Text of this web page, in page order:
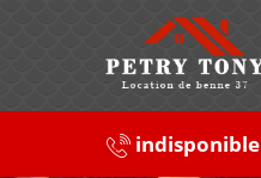
indisponible